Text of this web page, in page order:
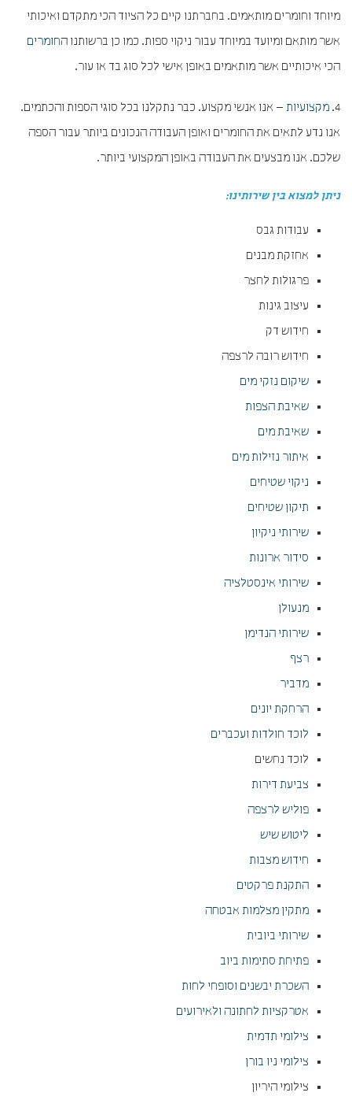
מיוחד וחומרים מותאמים. בחברתנו קיים כל הציוד הכי מתקדם ואיכותי
אשר מותאם ומיועד במיוחד עבור ניקוי ספות. כמו כן ברשותנו החומרים
הכי איכותיים אשר מותאמים באופן אישי לכל סוג בד או עור.
4. מקצועיות – אנו אנשי מקצוע. כבר נתקלנו בכל סוגי הספות והכתמים.
אנו נדע לתאים את החומרים ואופן העבודה הנכונים ביותר עבור הספה
שלכם. אנו מבצעים את העבודה באופן המקצועי ביותר.
ניתן למצוא בין שירותינו:
עבודות גבס
אחזקת מבנים
פרגולות לחצר
עיצוב גינות
חידוש דק
חידוש רובה לרצפה
שיקום נזקי מים
שאיבת הצפות
שאיבת מים
איתור נזילות מים
ניקוי שטיחים
תיקון שטיחים
שירותי ניקיון
סידור ארונות
שירותי אינסטלציה
מנעולן
שירותי הנדימן
רצף
מדביר
הרחקת יונים
לוכד חולדות ועכברים
לוכד נחשים
צביעת דירות
פוליש לרצפה
ליטוש שיש
חידוש מצבות
התקנת פרקטים
מתקין מצלמות אבטחה
שירותי ביובית
פתיחת סתימות ביוב
השכרת יבשנים וסופחי לחות
אטרקציות לחתונה ולאירועים
צילומי תדמית
צילומי ניו בורן
צילומי היריון